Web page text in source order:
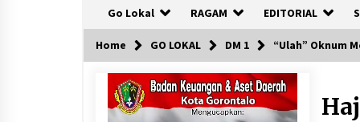
Go Lokal RAGAM EDITORIAL
Home GO LOKAL DM 1 “Ulah” Oknum